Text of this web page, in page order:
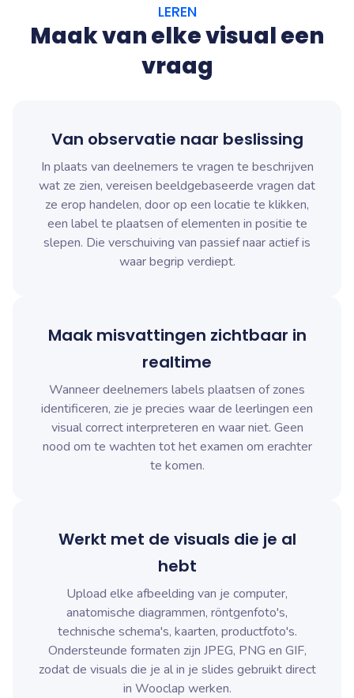
LEREN
Maak van elke visual een
vraag
Van observatie naar beslissing
In plaats van deelnemers te vragen te beschrijven
wat ze zien, vereisen beeldgebaseerde vragen dat
ze erop handelen, door op een locatie te klikken,
een label te plaatsen of elementen in positie te
slepen. Die verschuiving van passief naar actief is
waar begrip verdiept.
Maak misvattingen zichtbaar in
realtime
Wanneer deelnemers labels plaatsen of zones
identificeren, zie je precies waar de leerlingen een
visual correct interpreteren en waar niet. Geen
nood om te wachten tot het examen om erachter
te komen.
Werkt met de visuals die je al
hebt
Upload elke afbeelding van je computer,
anatomische diagrammen, röntgenfoto's,
technische schema's, kaarten, productfoto's.
Ondersteunde formaten zijn JPEG, PNG en GIF,
zodat de visuals die je al in je slides gebruikt direct
in Wooclap werken.